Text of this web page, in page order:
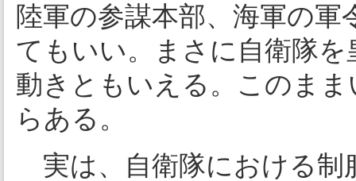
陸軍の参謀本部、海軍の
てもいい。まさに自衛隊
動きともいえる。このま
らある。
実は、自衛隊における制